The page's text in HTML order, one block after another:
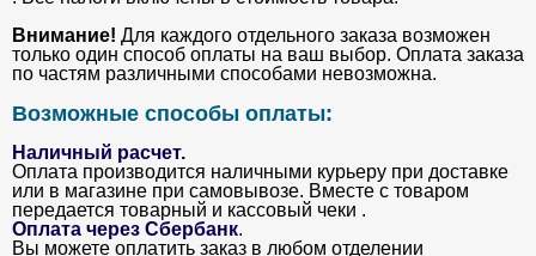
Внимание! Для каждого отдельного заказа возможен
только один способ оплаты на ваш выбор. Оплата заказа
по частям различными способами невозможна.
Возможные способы оплаты:
Наличный расчет.
Оплата производится наличными курьеру при доставке
или в магазине при самовывозе. Вместе с товаром
передается товарный и кассовый чеки .
Оплата через Сбербанк.
Вы можете оплатить заказ в любом отделении